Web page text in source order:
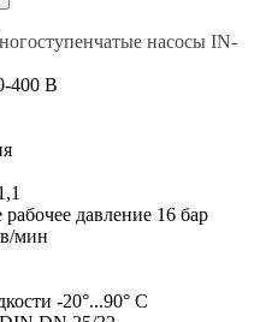
насосы IN-
400 В
давление 16 бар
мин
-20°...90° C